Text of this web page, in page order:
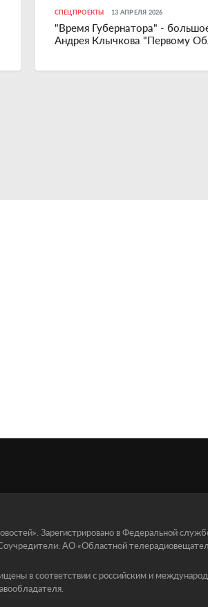
СПЕЦПРОЕКТЫ 13 АПРЕЛЯ 2026
"Время Губернатора" -
Андрея Клычкова "Первому
Зарегистрировано в Федеральной
АО «Областной
в соответствии с российским и